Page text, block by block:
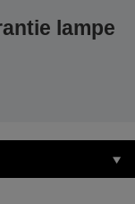
lampe